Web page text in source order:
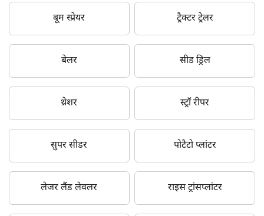
बूम स्प्रेयर ट्रैक्टर ट्रेलर
बेलर सीड ड्रिल
थ्रेशर स्ट्रॉ रीपर
सुपर सीडर पोटैटो प्लांटर
लेजर लैंड लेवलर राइस ट्रांसप्लांटर